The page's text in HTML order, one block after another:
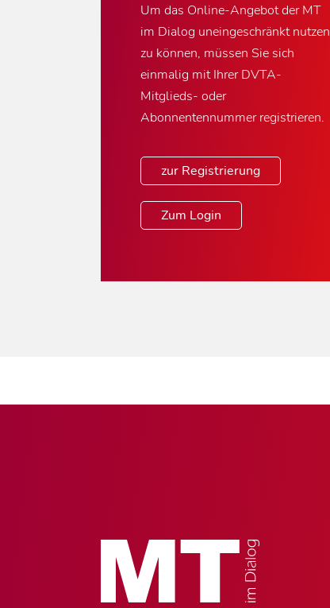
Um das Online-Angebot der MT
im Dialog uneingeschränkt nutzen
zu können, müssen Sie sich
einmalig mit Ihrer DVTA-
Mitglieds- oder
Abonnentennummer registrieren.
zur Registrierung
Zum Login